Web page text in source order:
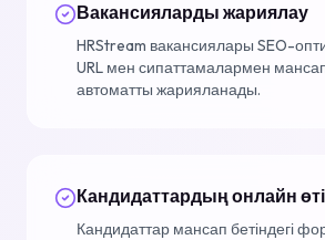
Вакансияларды жариялау
HRStream вакансиялары SEO-
URL мен сипаттамалармен
автоматты жарияланады.
Кандидаттардың онлайн
Кандидаттар мансап бетіндегі